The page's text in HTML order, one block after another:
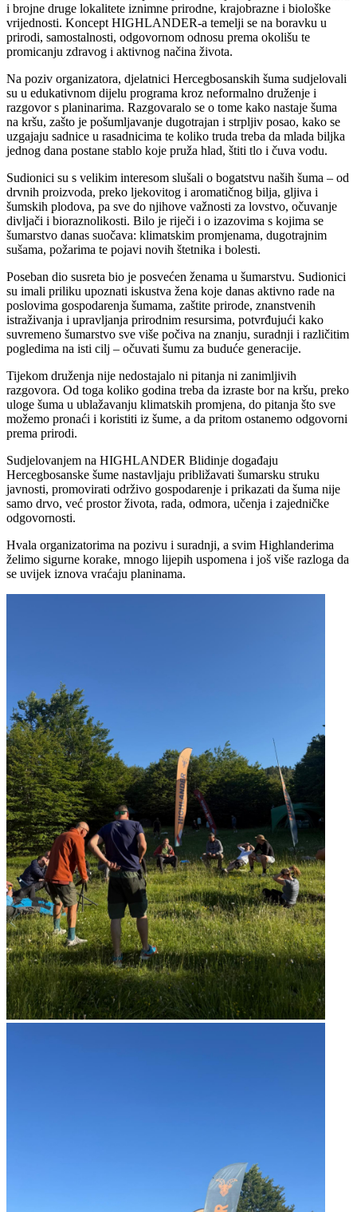
i brojne druge lokalitete iznimne prirodne, krajobrazne i biološke
vrijednosti. Koncept HIGHLANDER-a temelji se na boravku u
prirodi, samostalnosti, odgovornom odnosu prema okolišu te
promicanju zdravog i aktivnog načina života.
Na poziv organizatora, djelatnici Hercegbosanskih šuma sudjelovali
su u edukativnom dijelu programa kroz neformalno druženje i
razgovor s planinarima. Razgovaralo se o tome kako nastaje šuma
na kršu, zašto je pošumljavanje dugotrajan i strpljiv posao, kako se
uzgajaju sadnice u rasadnicima te koliko truda treba da mlada biljka
jednog dana postane stablo koje pruža hlad, štiti tlo i čuva vodu.
Sudionici su s velikim interesom slušali o bogatstvu naših šuma – od
drvnih proizvoda, preko ljekovitog i aromatičnog bilja, gljiva i
šumskih plodova, pa sve do njihove važnosti za lovstvo, očuvanje
divljači i bioraznolikosti. Bilo je riječi i o izazovima s kojima se
šumarstvo danas suočava: klimatskim promjenama, dugotrajnim
sušama, požarima te pojavi novih štetnika i bolesti.
Poseban dio susreta bio je posvećen ženama u šumarstvu. Sudionici
su imali priliku upoznati iskustva žena koje danas aktivno rade na
poslovima gospodarenja šumama, zaštite prirode, znanstvenih
istraživanja i upravljanja prirodnim resursima, potvrđujući kako
suvremeno šumarstvo sve više počiva na znanju, suradnji i različitim
pogledima na isti cilj – očuvati šumu za buduće generacije.
Tijekom druženja nije nedostajalo ni pitanja ni zanimljivih
razgovora. Od toga koliko godina treba da izraste bor na kršu, preko
uloge šuma u ublažavanju klimatskih promjena, do pitanja što sve
možemo pronaći i koristiti iz šume, a da pritom ostanemo odgovorni
prema prirodi.
Sudjelovanjem na HIGHLANDER Blidinje događaju
Hercegbosanske šume nastavljaju približavati šumarsku struku
javnosti, promovirati održivo gospodarenje i prikazati da šuma nije
samo drvo, već prostor života, rada, odmora, učenja i zajedničke
odgovornosti.
Hvala organizatorima na pozivu i suradnji, a svim Highlanderima
želimo sigurne korake, mnogo lijepih uspomena i još više razloga da
se uvijek iznova vraćaju planinama.